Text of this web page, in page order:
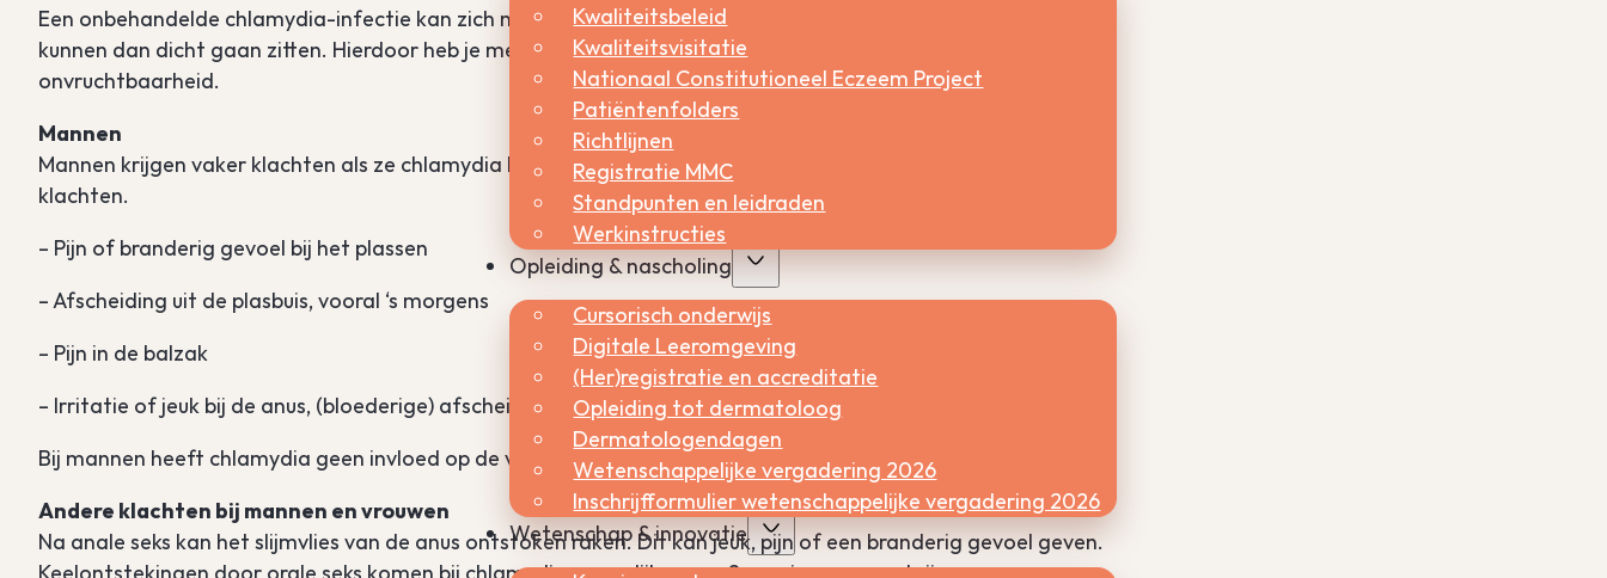
Kwaliteitsbeleid
Kwaliteitsvisitatie
Nationaal Constitutioneel Eczeem Project
Patiëntenfolders
Richtlijnen
Registratie MMC
Standpunten en leidraden
Werkinstructies
Opleiding & nascholing
Cursorisch onderwijs
Digitale Leeromgeving
(Her)registratie en accreditatie
Opleiding tot dermatoloog
Dermatologendagen
Wetenschappelijke vergadering 2026
Inschrijfformulier wetenschappelijke vergadering 2026
Wetenschap & innovatie
Een onbehandelde chlamydia-infectie kan zich naar de eileiders en de onderbuik uitbreiden. De eileiders
kunnen dan dicht gaan zitten. Hierdoor heb je meer kans op een buitenbaarmoederlijke zwangerschap en
onvruchtbaarheid.
Mannen
Mannen krijgen vaker klachten als ze chlamydia hebben opgelopen. Maar ook bij mannen krijgt de helft geen
klachten.
– Pijn of branderig gevoel bij het plassen
– Afscheiding uit de plasbuis, vooral ‘s morgens
– Pijn in de balzak
– Irritatie of jeuk bij de anus, (bloederige) afscheiding bij de ontlasting en diarree
Bij mannen heeft chlamydia geen invloed op de vruchtbaarheid.
Andere klachten bij mannen en vrouwen
Na anale seks kan het slijmvlies van de anus ontstoken raken. Dit kan jeuk, pijn of een branderig gevoel geven.
Keelontstekingen door orale seks komen bij chlamydia nauwelijks voor. Sommige mensen krijgen